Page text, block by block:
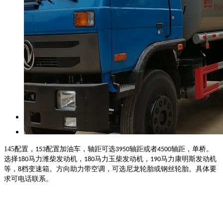
145配置， 153配置加油车，轴距可选3950轴距或者4500轴距，单桥。
选择180马力潍柴发动机， 180马力玉柴发动机， 190马力康明斯发动机
等， 8档变速箱。方向助力带空调，可选尼龙轮胎或钢丝轮胎。具体要
求可电话联系。